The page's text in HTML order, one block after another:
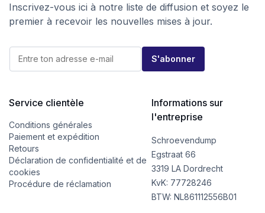
Inscrivez-vous ici à notre liste de diffusion et soyez le
premier à recevoir les nouvelles mises à jour.
a
E
m
a
i
l
E
-
m
E
m
l
S'abonner
Service clientèle
Conditions générales
Paiement et expédition
Retours
Déclaration de confidentialité et de
cookies
Procédure de réclamation
Informations sur
l'entreprise
Schroevendump
Egstraat 66
3319 LA Dordrecht
KvK: 77728246
BTW: NL861112556B01